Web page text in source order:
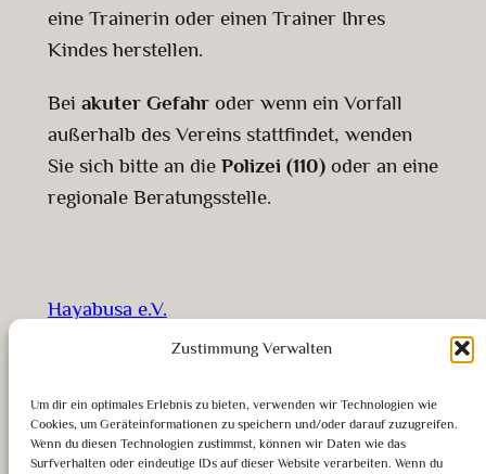
Zustimmung Verwalten
Um dir ein optimales Erlebnis zu bieten, verwenden wir Technologien wie
Cookies, um Geräteinformationen zu speichern und/oder darauf zuzugreifen.
Wenn du diesen Technologien zustimmst, können wir Daten wie das
Surfverhalten oder eindeutige IDs auf dieser Website verarbeiten. Wenn du
eine Trainerin oder einen Trainer Ihres
Kindes herstellen.
Bei akuter Gefahroder wenn ein Vorfall
außerhalb des Vereins stattfindet, wenden
Sie sich bitte an die Polizei (110)oder an eine
regionale Beratungsstelle.
Hayabusa e.V.
Über uns Rechtliches